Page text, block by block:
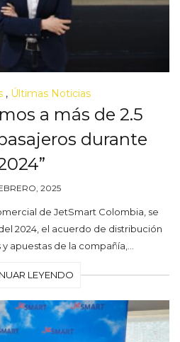
, Últimas Noticias
a más de 2.5
durante
2025
de JetSmart Colombia, se
2024, el acuerdo de distribución
apuestas de la compañía,…
LEYENDO